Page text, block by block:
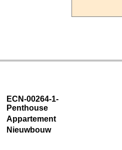
ECN-00264-1-
Penthouse
Appartement
Nieuwbouw